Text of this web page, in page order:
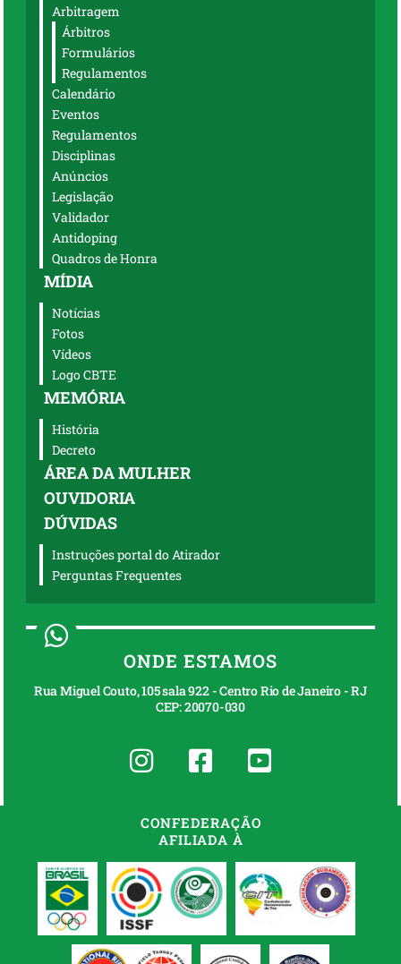
Arbitragem
Árbitros
Formulários
Regulamentos
Calendário
Eventos
Regulamentos
Disciplinas
Anúncios
Legislação
Validador
Antidoping
Quadros de Honra
MÍDIA
Notícias
Fotos
Vídeos
Logo CBTE
MEMÓRIA
História
Decreto
ÁREA DA MULHER
OUVIDORIA
DÚVIDAS
Instruções portal do Atirador
Perguntas Frequentes
ONDE ESTAMOS
Rua Miguel Couto, 105 sala 922 - Centro Rio de Janeiro - RJ
CEP: 20070-030
CONFEDERAÇÃO
AFILIADA À